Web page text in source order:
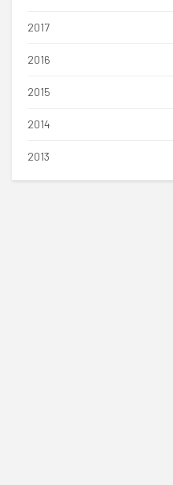
2017
2016
2015
2014
2013